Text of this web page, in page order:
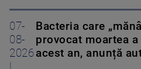
07-
08-
2026
Bacteria care
provocat moartea
acest an, anunță